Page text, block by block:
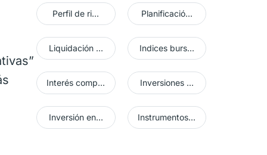
Perfil de ri... Planificació...
Liquidación ... Indices burs...
Interés comp... Inversiones ...
Inversión en... Instrumentos...